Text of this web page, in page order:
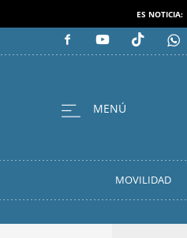
ES NOTICIA:
MOVILIDAD